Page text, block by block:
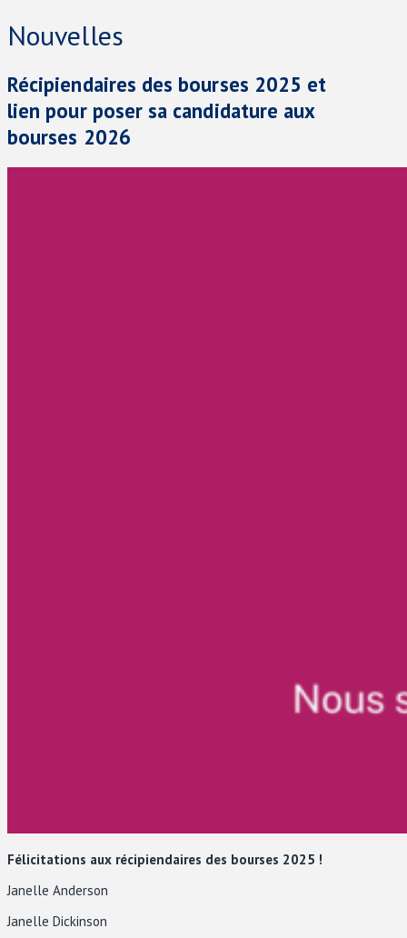
Nouvelles
Récipiendaires des bourses 2025 et
lien pour poser sa candidature aux
bourses 2026
Félicitations aux récipiendaires des bourses 2025 !
Janelle Anderson
Janelle Dickinson